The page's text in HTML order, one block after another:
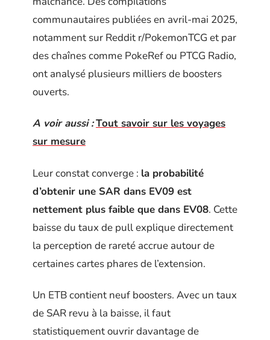
communautaires publiées en avril-mai 2025,
notamment sur Reddit r/PokemonTCG et par
des chaînes comme PokeRef ou PTCG Radio,
ont analysé plusieurs milliers de boosters
ouverts.
A voir aussi :Tout savoir sur les voyages
sur mesure
Leur constat converge : la probabilité
d’obtenir une SAR dans EV09 est
nettement plus faible que dans EV08. Cette
baisse du taux de pull explique directement
la perception de rareté accrue autour de
certaines cartes phares de l’extension.
Un ETB contient neuf boosters. Avec un taux
de SAR revu à la baisse, il faut
statistiquement ouvrir davantage de